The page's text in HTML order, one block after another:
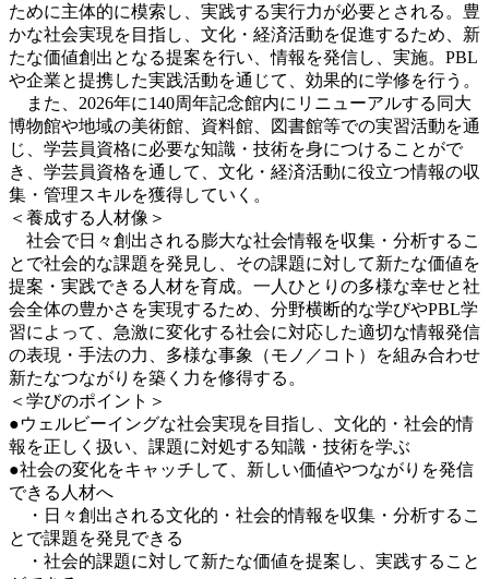
ために主体的に模索し、実践する実行力が必要とされる。豊
かな社会実現を目指し、文化・経済活動を促進するため、新
たな価値創出となる提案を行い、情報を発信し、実施。PBL
や企業と提携した実践活動を通じて、効果的に学修を行う。
また、2026年に140周年記念館内にリニューアルする同大
博物館や地域の美術館、資料館、図書館等での実習活動を通
じ、学芸員資格に必要な知識・技術を身につけることがで
き、学芸員資格を通して、文化・経済活動に役立つ情報の収
集・管理スキルを獲得していく。
＜養成する人材像＞
社会で日々創出される膨大な社会情報を収集・分析するこ
とで社会的な課題を発見し、その課題に対して新たな価値を
提案・実践できる人材を育成。一人ひとりの多様な幸せと社
会全体の豊かさを実現するため、分野横断的な学びやPBL学
習によって、急激に変化する社会に対応した適切な情報発信
の表現・手法の力、多様な事象（モノ／コト）を組み合わせ
新たなつながりを築く力を修得する。
＜学びのポイント＞
●ウェルビーイングな社会実現を目指し、文化的・社会的情
報を正しく扱い、課題に対処する知識・技術を学ぶ
●社会の変化をキャッチして、新しい価値やつながりを発信
できる人材へ
・日々創出される文化的・社会的情報を収集・分析するこ
とで課題を発見できる
・社会的課題に対して新たな価値を提案し、実践すること